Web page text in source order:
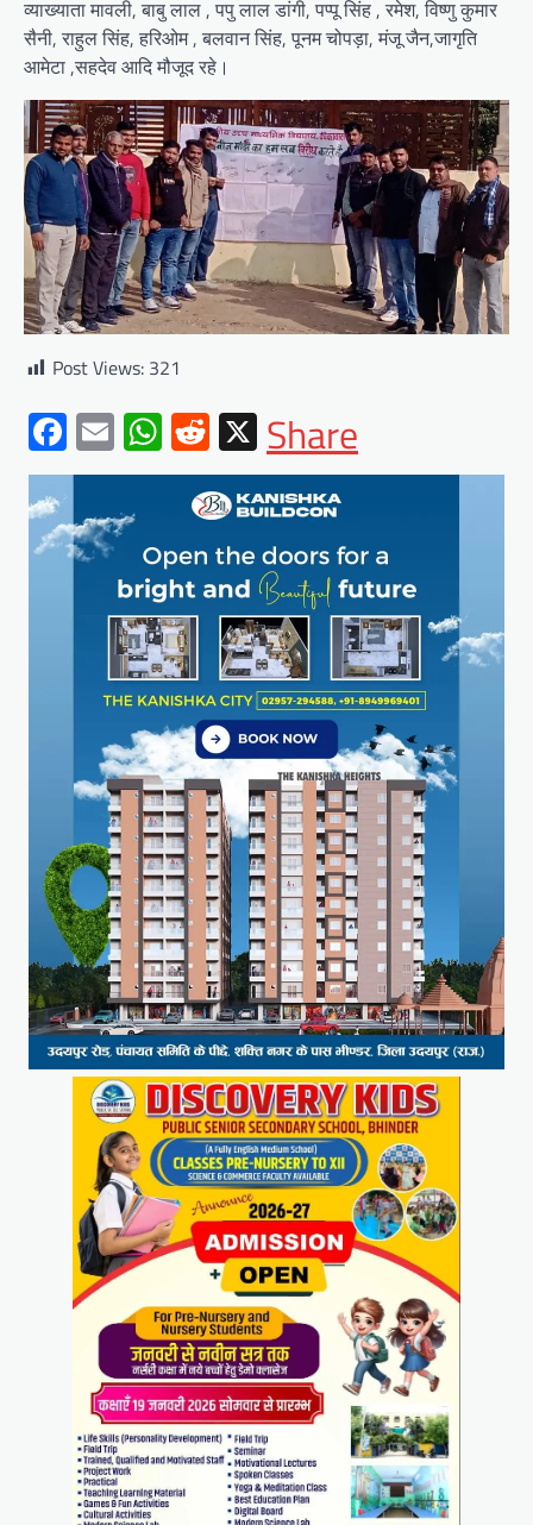
व्याख्याता मावली, बाबु लाल , पपु लाल डांगी, पप्पू सिंह , रमेश, विष्णु कुमार
सैनी, राहुल सिंह, हरिओम , बलवान सिंह, पूनम चोपड़ा, मंजू जैन,जागृति
आमेटा ,सहदेव आदि मौजूद रहे।
Post Views: 321
Facebook
EmailWhatsApp
Reddit
X
Share